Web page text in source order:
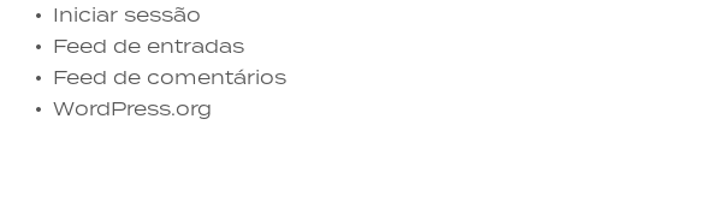
Iniciar sessão
Feed de entradas
Feed de comentários
WordPress.org